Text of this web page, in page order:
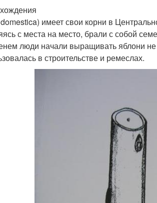
имеет свои корни в
с места на место, брали с собой
люди начали выращивать яблони
в строительстве и ремеслах.